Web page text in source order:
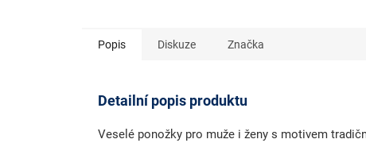
Popis Diskuze Značka
Detailní popis produktu
Veselé ponožky pro muže i ženy s motivem